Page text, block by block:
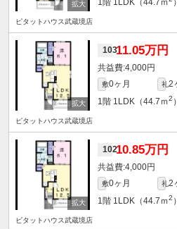
1階 1LDK（44.7ｍ ）
ピタットハウス武蔵境店
10311.05万円
4,000円
敷0ヶ月 礼2
1階 1LDK（44.7ｍ2 ）
ピタットハウス武蔵境店
10210.85万円
4,000円
敷0ヶ月 礼2
1階 1LDK（44.7ｍ2 ）
ピタットハウス武蔵境店